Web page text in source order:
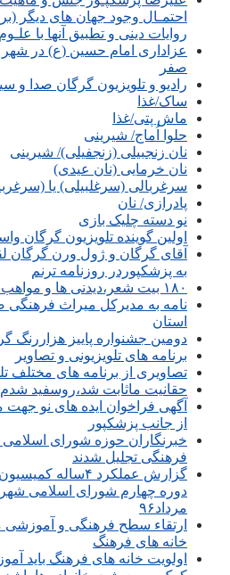
احتمـال وجود جهان های دیگر
روایات دینی و تطبیق آنها با
عزاداری امام حسین (ع) در
صفر
رادیو و تلویزیون گرگان صدا و
ساک/غذا
ماش پتی/غذا
حلوا اُماج/ شیرینی
نان زنجبیلی (زنجفیلی)/ شیرینی
نان خرمایی (نان عیدی)
سرغربالی (سرغلبیلی) یا
پادرازی/ نان
نو دسته چلیک بازی
اولین گوینده تلویزیون گرگان
آقای گرگان و ژول ورن گرگان
به پزشکپوردر روزنامه ترنم
۱۸۰ بیت شعر،دیدنی ها و مواهب خداوندی در آن ،پائیز ۹۲
نامه به مدیرکل میراث
استان
دومین جشنواره پاییز هزاررنگ
برنامه های تلویزیونی و تصاویر
تصاویری از برنامه های مختلف
حقانیت ماثابت شد،روسفید
آگهی فراخوان ایده های نو
از جانب پزشکپور
خبرنگاران حوزه شورای
فرهنگی تجلیل شدند
گزارش عملکرد
مرداد۹۶
ارتقاء سطح فرهنگی و
خانه های فرهنگ
اولویت خانه های فرهنگ باید